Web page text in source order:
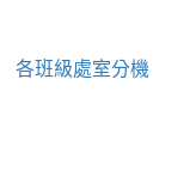
各班級處室分機